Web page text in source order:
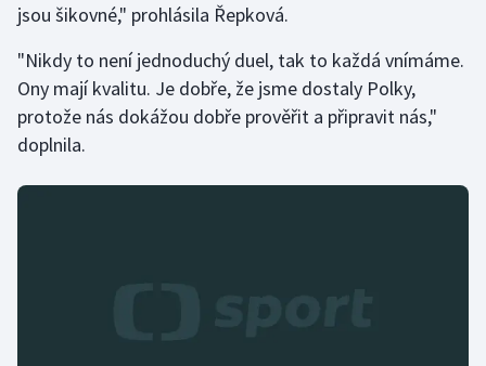
Volejbal
Ostatní
jsou šikovné," prohlásila Řepková.
"Nikdy to není jednoduchý duel, tak to každá vnímáme.
Ony mají kvalitu. Je dobře, že jsme dostaly Polky,
protože nás dokážou dobře prověřit a připravit nás,"
doplnila.